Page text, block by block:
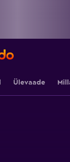
Ülevaade